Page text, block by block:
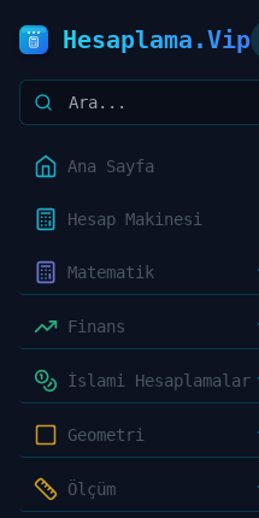
Hesaplama.Vip
Ana Sayfa
Hesap Makinesi
Matematik
Finans
İslami Hesaplamalar
Geometri
Ölçüm